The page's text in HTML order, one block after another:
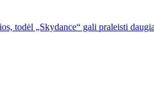
todėl „Skydance“ gali praleisti